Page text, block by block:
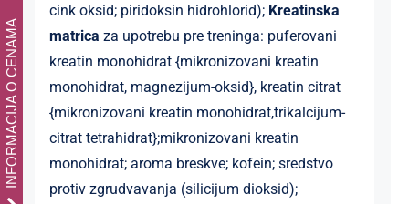
cink oksid; piridoksin hidrohlorid); Kreatinska
matrica za upotrebu pre treninga: puferovani
kreatin monohidrat {mikronizovani kreatin
monohidrat, magnezijum-oksid}, kreatin citrat
{mikronizovani kreatin monohidrat,trikalcijum-
citrat tetrahidrat};mikronizovani kreatin
monohidrat; aroma breskve; kofein; sredstvo
protiv zgrudvavanja (silicijum dioksid);
INFORMACIJA O CENAMA